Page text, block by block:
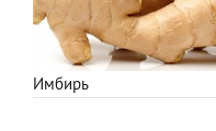
Имбирь